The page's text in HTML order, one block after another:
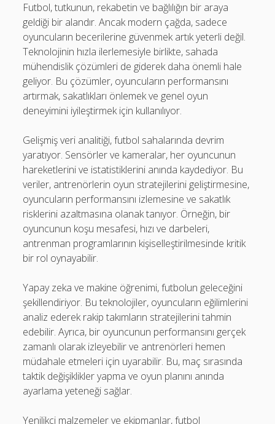
Futbol, tutkunun, rekabetin ve bağlılığın bir araya
geldiği bir alandır. Ancak modern çağda, sadece
oyuncuların becerilerine güvenmek artık yeterli değil.
Teknolojinin hızla ilerlemesiyle birlikte, sahada
mühendislik çözümleri de giderek daha önemli hale
geliyor. Bu çözümler, oyuncuların performansını
artırmak, sakatlıkları önlemek ve genel oyun
deneyimini iyileştirmek için kullanılıyor.
Gelişmiş veri analitiği, futbol sahalarında devrim
yaratıyor. Sensörler ve kameralar, her oyuncunun
hareketlerini ve istatistiklerini anında kaydediyor. Bu
veriler, antrenörlerin oyun stratejilerini geliştirmesine,
oyuncuların performansını izlemesine ve sakatlık
risklerini azaltmasına olanak tanıyor. Örneğin, bir
oyuncunun koşu mesafesi, hızı ve darbeleri,
antrenman programlarının kişiselleştirilmesinde kritik
bir rol oynayabilir.
Yapay zeka ve makine öğrenimi, futbolun geleceğini
şekillendiriyor. Bu teknolojiler, oyuncuların eğilimlerini
analiz ederek rakip takımların stratejilerini tahmin
edebilir. Ayrıca, bir oyuncunun performansını gerçek
zamanlı olarak izleyebilir ve antrenörleri hemen
müdahale etmeleri için uyarabilir. Bu, maç sırasında
taktik değişiklikler yapma ve oyun planını anında
ayarlama yeteneği sağlar.
Yenilikçi malzemeler ve ekipmanlar, futbol